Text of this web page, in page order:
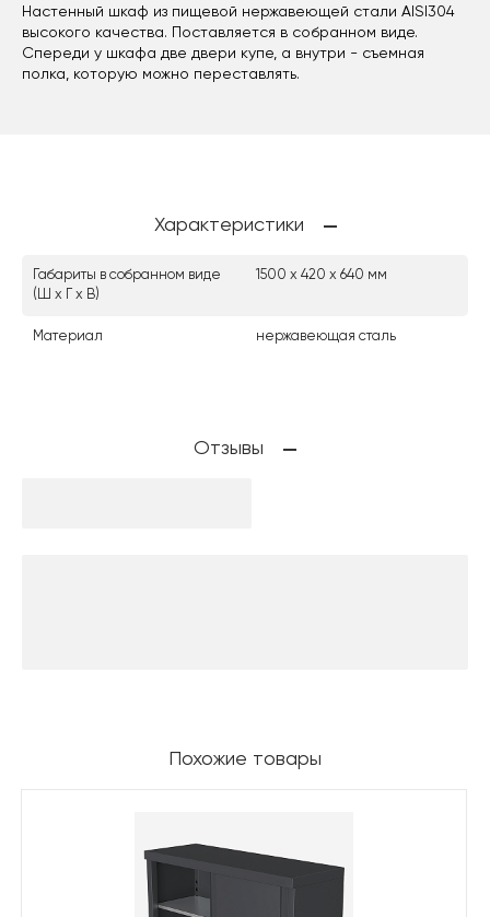
Настенный шкаф из пищевой нержавеющей стали AISI304
высокого качества. Поставляется в собранном виде.
Спереди у шкафа две двери купе, а внутри - съемная
полка, которую можно переставлять.
Характеристики
Габариты в собранном виде
(Ш х Г х В)
1500 х 420 х 640 мм
Материал нержавеющая сталь
Отзывы
Похожие товары